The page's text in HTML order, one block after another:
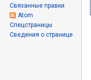
Связанные правки
Atom
Спецстраницы
Сведения о странице